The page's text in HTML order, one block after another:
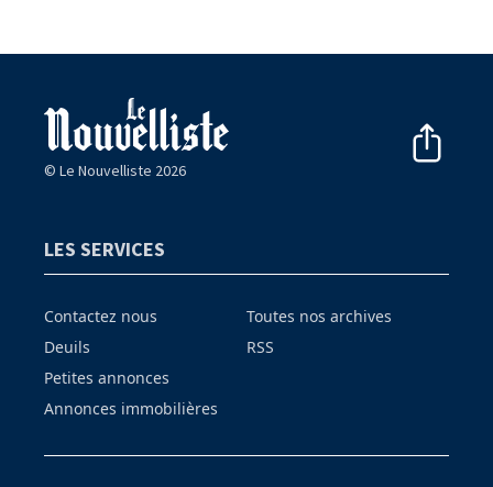
© Le Nouvelliste 2026
LES SERVICES
Contactez nous
Deuils
Petites annonces
Annonces immobilières
Toutes nos archives
RSS